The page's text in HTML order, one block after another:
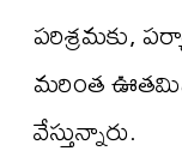
పరిశ్రమకు,
మరింత
వేస్తున్నారు.